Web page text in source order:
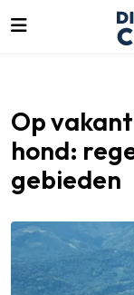
Op
hond:
gebieden